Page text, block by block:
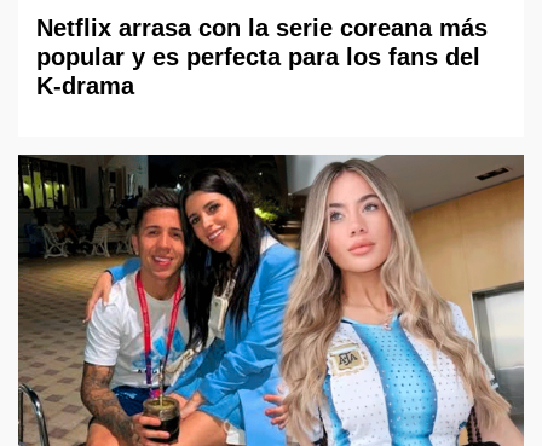
Netflix arrasa con la serie coreana más
popular y es perfecta para los fans del
K-drama